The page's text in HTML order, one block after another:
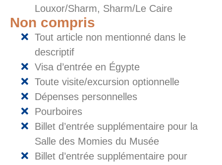
Louxor/Sharm, Sharm/Le Caire
Non compris
Tout article non mentionné dans le
descriptif
Visa d’entrée en Égypte
Toute visite/excursion optionnelle
Dépenses personnelles
Pourboires
Billet d’entrée supplémentaire pour la
Salle des Momies du Musée
Billet d’entrée supplémentaire pour